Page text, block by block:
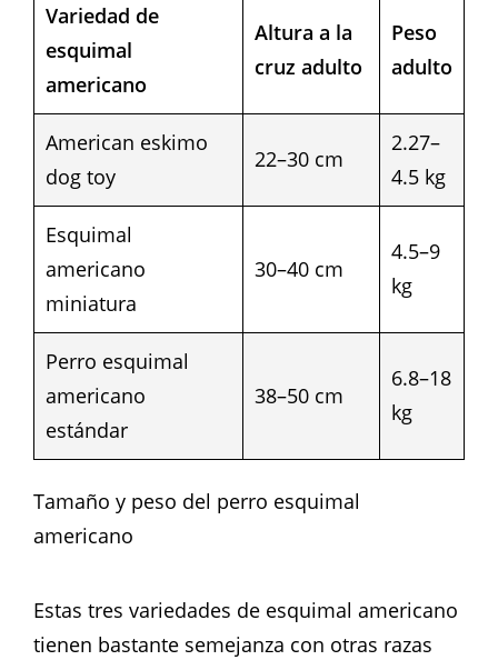
Variedad de
esquimal
americano
Altura a la
cruz adulto
Peso
adulto
American eskimo
dog toy
22–30 cm
2.27–
4.5 kg
Esquimal
americano
miniatura
30–40 cm
4.5–9
kg
Perro esquimal
americano
estándar
38–50 cm
6.8–18
kg
Tamaño y peso del perro esquimal
americano
Estas tres variedades de esquimal americano
tienen bastante semejanza con otras razas